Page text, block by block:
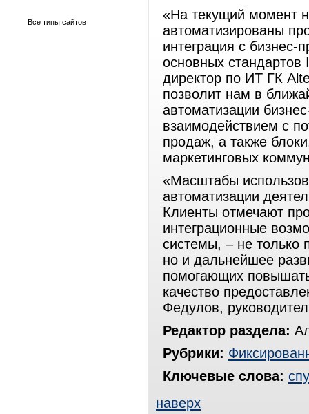
Все типы сайтов
«На текущий момент
автоматизированы
интеграция с бизнес-
основных стандартов
директор по ИТ ГК
позволит нам в
автоматизации
взаимодействием с
продаж, а также
маркетинговых
«Масштабы
автоматизации
Клиенты отмечают
интеграционные
системы, – не только
но и дальнейшее
помогающих
качество
Федулов,
Редактор раздела:
Рубрики:
Ключевые слова:
наверх